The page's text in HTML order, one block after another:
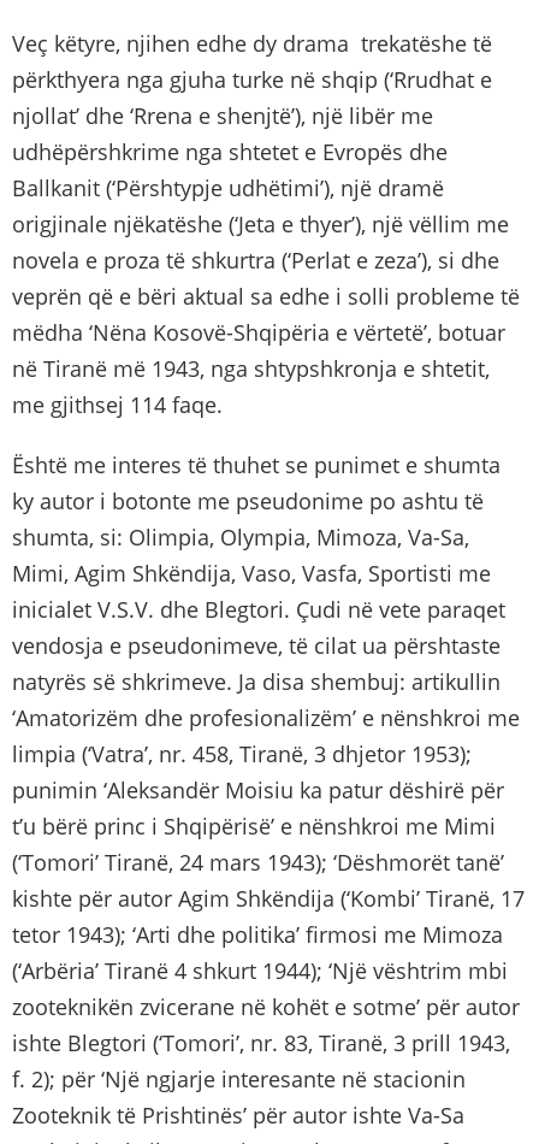
Veç këtyre, njihen edhe dy drama trekatëshe të
përkthyera nga gjuha turke në shqip (‘Rrudhat e
njollat’ dhe ‘Rrena e shenjtë’), një libër me
udhëpërshkrime nga shtetet e Evropës dhe
Ballkanit (‘Përshtypje udhëtimi’), një dramë
origjinale njëkatëshe (‘Jeta e thyer’), një vëllim me
novela e proza të shkurtra (‘Perlat e zeza’), si dhe
veprën që e bëri aktual sa edhe i solli probleme të
mëdha ‘Nëna Kosovë-Shqipëria e vërtetë’, botuar
në Tiranë më 1943, nga shtypshkronja e shtetit,
me gjithsej 114 faqe.
Është me interes të thuhet se punimet e shumta
ky autor i botonte me pseudonime po ashtu të
shumta, si: Olimpia, Olympia, Mimoza, Va-Sa,
Mimi, Agim Shkëndija, Vaso, Vasfa, Sportisti me
inicialet V.S.V. dhe Blegtori. Çudi në vete paraqet
vendosja e pseudonimeve, të cilat ua përshtaste
natyrës së shkrimeve. Ja disa shembuj: artikullin
‘Amatorizëm dhe profesionalizëm’ e nënshkroi me
limpia (‘Vatra’, nr. 458, Tiranë, 3 dhjetor 1953);
punimin ‘Aleksandër Moisiu ka patur dëshirë për
t’u bërë princ i Shqipërisë’ e nënshkroi me Mimi
(‘Tomori’ Tiranë, 24 mars 1943); ‘Dëshmorët tanë’
kishte për autor Agim Shkëndija (‘Kombi’ Tiranë, 17
tetor 1943); ‘Arti dhe politika’ firmosi me Mimoza
(‘Arbëria’ Tiranë 4 shkurt 1944); ‘Një vështrim mbi
zooteknikën zvicerane në kohët e sotme’ për autor
ishte Blegtori (‘Tomori’, nr. 83, Tiranë, 3 prill 1943,
f. 2); për ‘Një ngjarje interesante në stacionin
Zooteknik të Prishtinës’ për autor ishte Va-Sa